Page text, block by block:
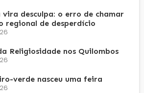
vira desculpa: o erro de chamar
regional de desperdício
Religiosidade nos Quilombos
verde nasceu uma feira